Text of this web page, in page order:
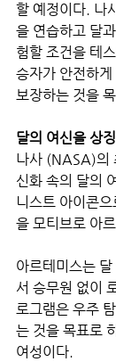
할 예정이다. 나
을 연습하고 달
험할 조건을 테
승자가 안전하
보장하는 것을
달의 여신을 상
나사 (NASA)의
신화 속의 달의
니스트 아이콘
을 모티브로 아
아르테미스는
서 승무원 없이
로그램은 우주
는 것을 목표로
여성이다.